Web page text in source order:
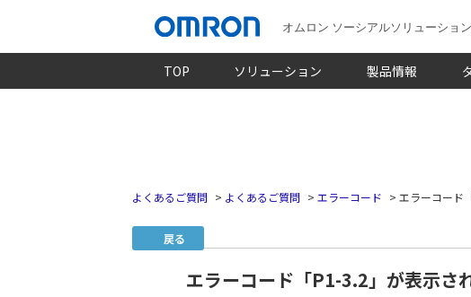
オムロン ソーシアルソリューショ
TOP ソリューション 製品情報
よくあるご質問 > よくあるご質問 > エラーコード > エラーコード
戻る
エラーコード「P1-3.2」が表示さ